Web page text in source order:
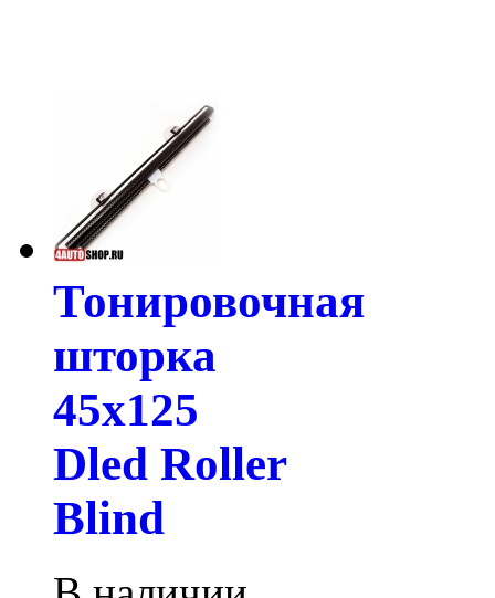
Тонировочная
шторка
45х125
Dled Roller
Blind